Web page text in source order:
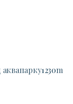
аквапарку1230m